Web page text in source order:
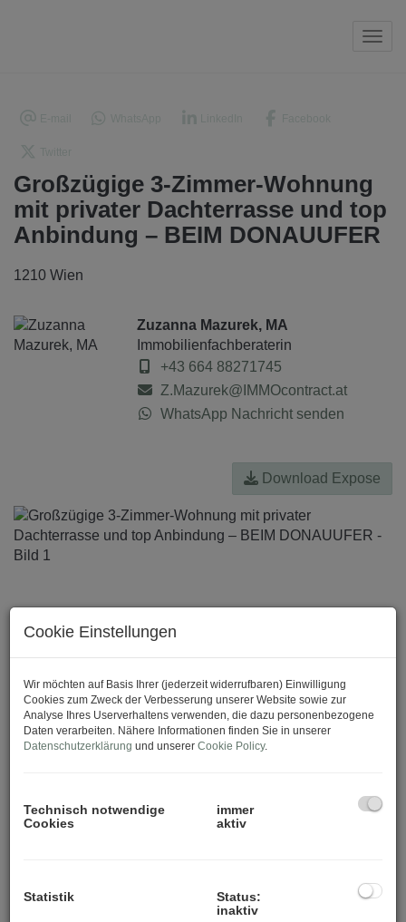
Großzügige 3-Zimmer-Wohnung
mit privater Dachterrasse und top
Anbindung – BEIM DONAUUFER
1210 Wien
Zuzanna Mazurek, MA
Immobilienfachberaterin
+43 664 88271745
Z.Mazurek@IMMOcontract.at
WhatsApp Nachricht senden
Download Expose
Cookie Einstellungen
Wir möchten auf Basis Ihrer (jederzeit widerrufbaren) Einwilligung
Cookies zum Zweck der Verbesserung unserer Website sowie zur
Analyse Ihres Userverhaltens verwenden, die dazu personenbezogene
Daten verarbeiten. Nähere Informationen finden Sie in unserer
Datenschutzerklärung und unserer Cookie Policy.
Technisch notwendige
Cookies
immer
aktiv
Statistik
Status:
inaktiv